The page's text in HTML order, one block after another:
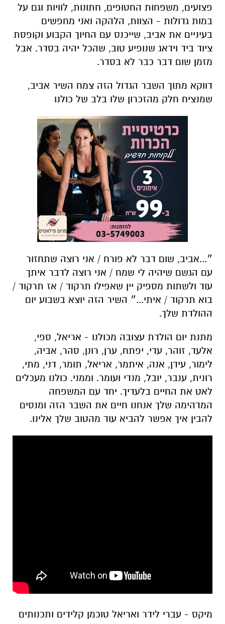
פצועים, משפחות החטופים, חתונות, לוויות וגם על
במות גדולות - הצוות, הלהקה ואני מחפשים
בעיניים את אביב, שייכנס עם החיוך הקבוע וקופסת
ציוד ביד וידאג שנופיע טוב, שהכל יהיה בסדר. אבל
מזמן שום דבר כבר לא בסדר.
דווקא מתוך השבר הגדול הזה צמח השיר אביב,
שמנציח חלק מהזכרון שלו בלב של כולנו
״...אביב, שום דבר לא פורח / אני רוצה שתחזור
עם הגשם שיהיה לי שמח / אני רוצה לדבר איתך
עוד ולשתות מספיק יין שאפילו תרקוד / אז תרקוד /
בוא תרקוד / איתי...״ השיר הזה יוצא בשבוע יום
ההולדת שלך.
מתנת יום הולדת עצובה מכולנו - אריאל, ספי,
אלעד, זוהר, עדי, יפתח, ערן, רונן, סהר, אביה,
לימור, עידן, אנה, איתמר, אריאל, תומר, דני, מתי,
רונית, ענבר, יובל, מנדי ועומר. וממני. כולנו מעכלים
לאט את החיים בלעדיך. יחד עם המשפחה
המדהימה שלך אנחנו חיים את השבר הזה ומנסים
להבין איך אפשר להביא עוד מהטוב שלך אלינו.
מיקס - עברי לידר ואריאל טוכמן קלידים ותכנותים